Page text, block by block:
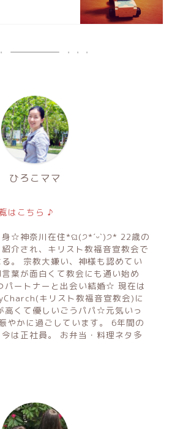
ひろこママ
はこちら ♪
身☆神奈川在住*ଘ(੭*ˊᵕˋ)੭* 22歳の
介され、キリスト教福音宣教会で
。 宗教大嫌い、神様も認めてい
葉が面白くて教会にも通い始め
パートナーと出会い結婚☆ 現在は
キリスト教福音宣教会)に
高くて優しいごうパパ☆元気いっ
やかに過ごしています。 6年間の
は正社員。 お弁当・料理ネタ多